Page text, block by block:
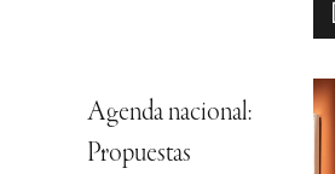
Agenda nacional:
Propuestas